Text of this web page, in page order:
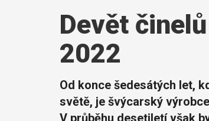
Devět
2022
Od konce šedesátých let,
světě, je švýcarský
V průběhu desetiletí však